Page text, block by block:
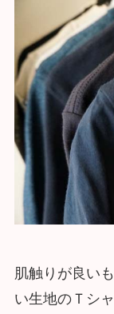
肌触りが良い
い生地のＴシ